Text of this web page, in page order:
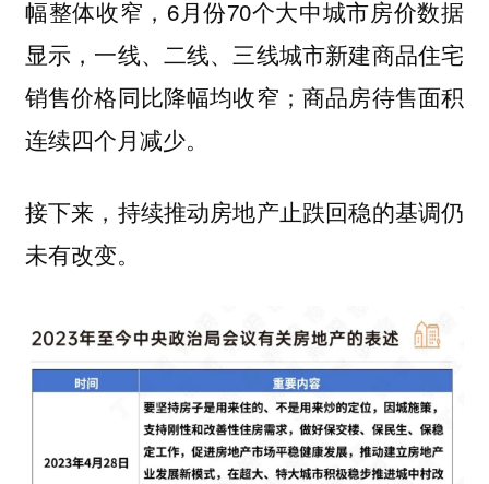
幅整体收窄，6月份70个大中城市房价数据
显示，一线、二线、三线城市新建商品住宅
销售价格同比降幅均收窄；商品房待售面积
连续四个月减少。
接下来，持续推动房地产止跌回稳的基调仍
未有改变。